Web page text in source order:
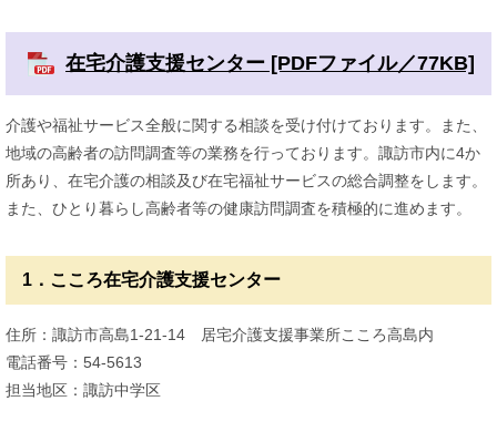
在宅介護支援センター [PDFファイル／77KB]
介護や福祉サービス全般に関する相談を受け付けております。また、
地域の高齢者の訪問調査等の業務を行っております。諏訪市内に4か
所あり、在宅介護の相談及び在宅福祉サービスの総合調整をします。
また、ひとり暮らし高齢者等の健康訪問調査を積極的に進めます。
1．こころ在宅介護支援センター
住所：諏訪市高島1-21-14 居宅介護支援事業所こころ高島内
電話番号：54-5613
担当地区：諏訪中学区